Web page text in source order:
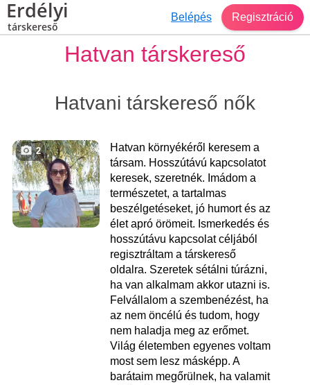
Erdélyi
társkereső
Belépés Regisztráció
Hatvan társkereső
Hatvani társkereső nők
2
Hatvan környékéről keresem a
társam. Hosszútávú kapcsolatot
keresek, szeretnék. Imádom a
természetet, a tartalmas
beszélgetéseket, jó humort és az
élet apró örömeit. Ismerkedés és
hosszútávu kapcsolat céljából
regisztráltam a társkereső
oldalra. Szeretek sétálni túrázni,
ha van alkalmam akkor utazni is.
Felvállalom a szembenézést, ha
az nem öncélú és tudom, hogy
nem haladja meg az erőmet.
Világ életemben egyenes voltam
most sem lesz másképp. A
barátaim megőrülnek, ha valamit